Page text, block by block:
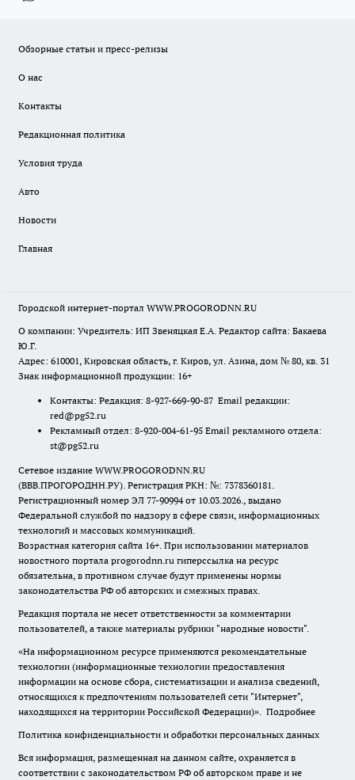
Обзорные статьи и пресс-релизы
О нас
Контакты
Редакционная политика
Условия труда
Авто
Новости
Главная
Городской интернет-портал WWW.PROGORODNN.RU
О компании: Учредитель: ИП Звеняцкая Е.А. Редактор сайта: Бакаева
Ю.Г.
Адрес: 610001, Кировская область, г. Киров, ул. Азина, дом № 80, кв. 31
Знак информационной продукции: 16+
Контакты: Редакция: 8-927-669-90-87 Email редакции:
red@pg52.ru
Рекламный отдел: 8-920-004-61-95 Email рекламного отдела:
st@pg52.ru
Сетевое издание WWW.PROGORODNN.RU
(ВВВ.ПРОГОРОДНН.РУ). Регистрация РКН: №: 7378360181.
Регистрационный номер ЭЛ 77-90994 от 10.03.2026., выдано
Федеральной службой по надзору в сфере связи, информационных
технологий и массовых коммуникаций.
Возрастная категория сайта 16+. При использовании материалов
новостного портала progorodnn.ru гиперссылка на ресурс
обязательна, в противном случае будут применены нормы
законодательства РФ об авторских и смежных правах.
Редакция портала не несет ответственности за комментарии
пользователей, а также материалы рубрики "народные новости".
«На информационном ресурсе применяются рекомендательные
технологии (информационные технологии предоставления
информации на основе сбора, систематизации и анализа сведений,
относящихся к предпочтениям пользователей сети "Интернет",
находящихся на территории Российской Федерации)». Подробнее
Политика конфиденциальности и обработки персональных данных
Вся информация, размещенная на данном сайте, охраняется в
соответствии с законодательством РФ об авторском праве и не